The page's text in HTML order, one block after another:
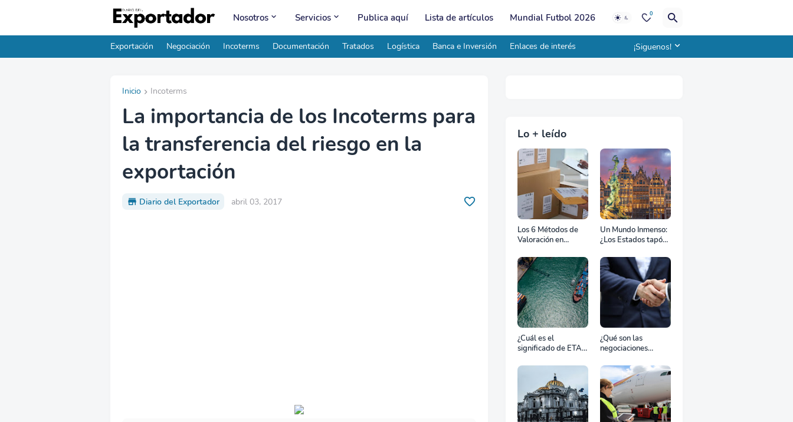
Nosotros Servicios Publica aquí Lista de artículos Mundial Futbol 2026 0
Exportación Negociación Incoterms Documentación Tratados Logística Banca e Inversión Enlaces de interés ¡Siguenos!
Inicio Incoterms
La importancia de los Incoterms para
la transferencia del riesgo en la
exportación
Diario del Exportador abril 03, 2017
Lo + leído
Los 6 Métodos de
Valoración en
Un Mundo Inmenso:
¿Los Estados tapón,
o zona de combate?
¿Cuál es el
significado de ETA,
el transporte
marítimo?
¿Qué son las
negociaciones